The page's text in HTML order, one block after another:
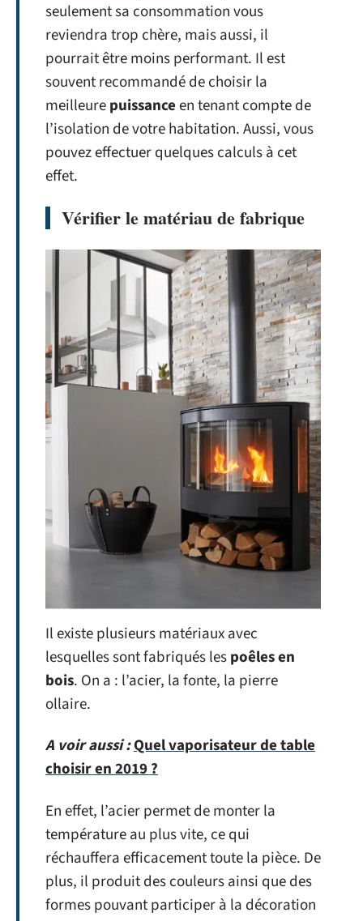
seulement sa consommation vous
reviendra trop chère, mais aussi, il
pourrait être moins performant. Il est
souvent recommandé de choisir la
meilleurepuissanceen tenant compte de
l’isolation de votre habitation. Aussi, vous
pouvez effectuer quelques calculs à cet
effet.
Vérifier le matériau de fabrique
Il existe plusieurs matériaux avec
lesquelles sont fabriqués lespoêles en
bois. On a : l’acier, la fonte, la pierre
ollaire.
A voir aussi :Quel vaporisateur de table
choisir en 2019 ?
En effet, l’acier permet de monter la
température au plus vite, ce qui
réchauffera efficacement toute la pièce. De
plus, il produit des couleurs ainsi que des
formes pouvant participer à la décoration